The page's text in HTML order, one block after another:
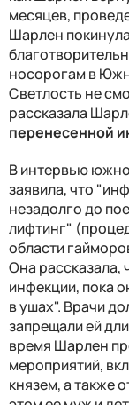
месяцев,
Шарлен
носорогам в
Светлость не
рассказала
перенесенной
В интервью
заявила, что
незадолго до
лифтинг"
области
Она рассказала,
инфекции, пока
в ушах". Врачи
запрещали ей
время Шарлен
мероприятий,
князем, а также